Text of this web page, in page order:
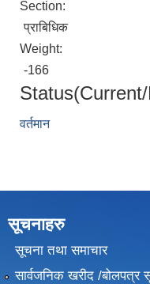
Section:
प्राबिधिक
Weight:
-166
वर्तमान
सूचनाहरु
सूचना तथा समाचार
सार्वजनिक खरीद /बोलपत्र